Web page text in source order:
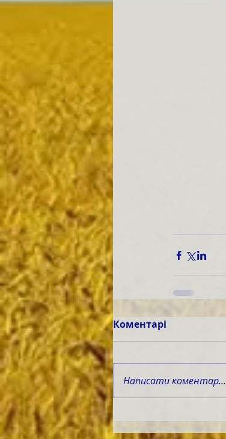
Коментарі
Написати коментар...